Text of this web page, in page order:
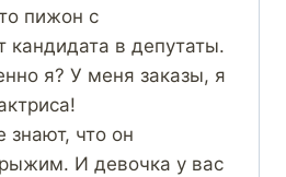
пижон с
кандидата в депутаты.
я? У меня заказы, я
что он
И девочка у вас